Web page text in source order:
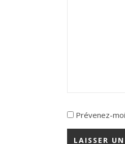
Prévenez-